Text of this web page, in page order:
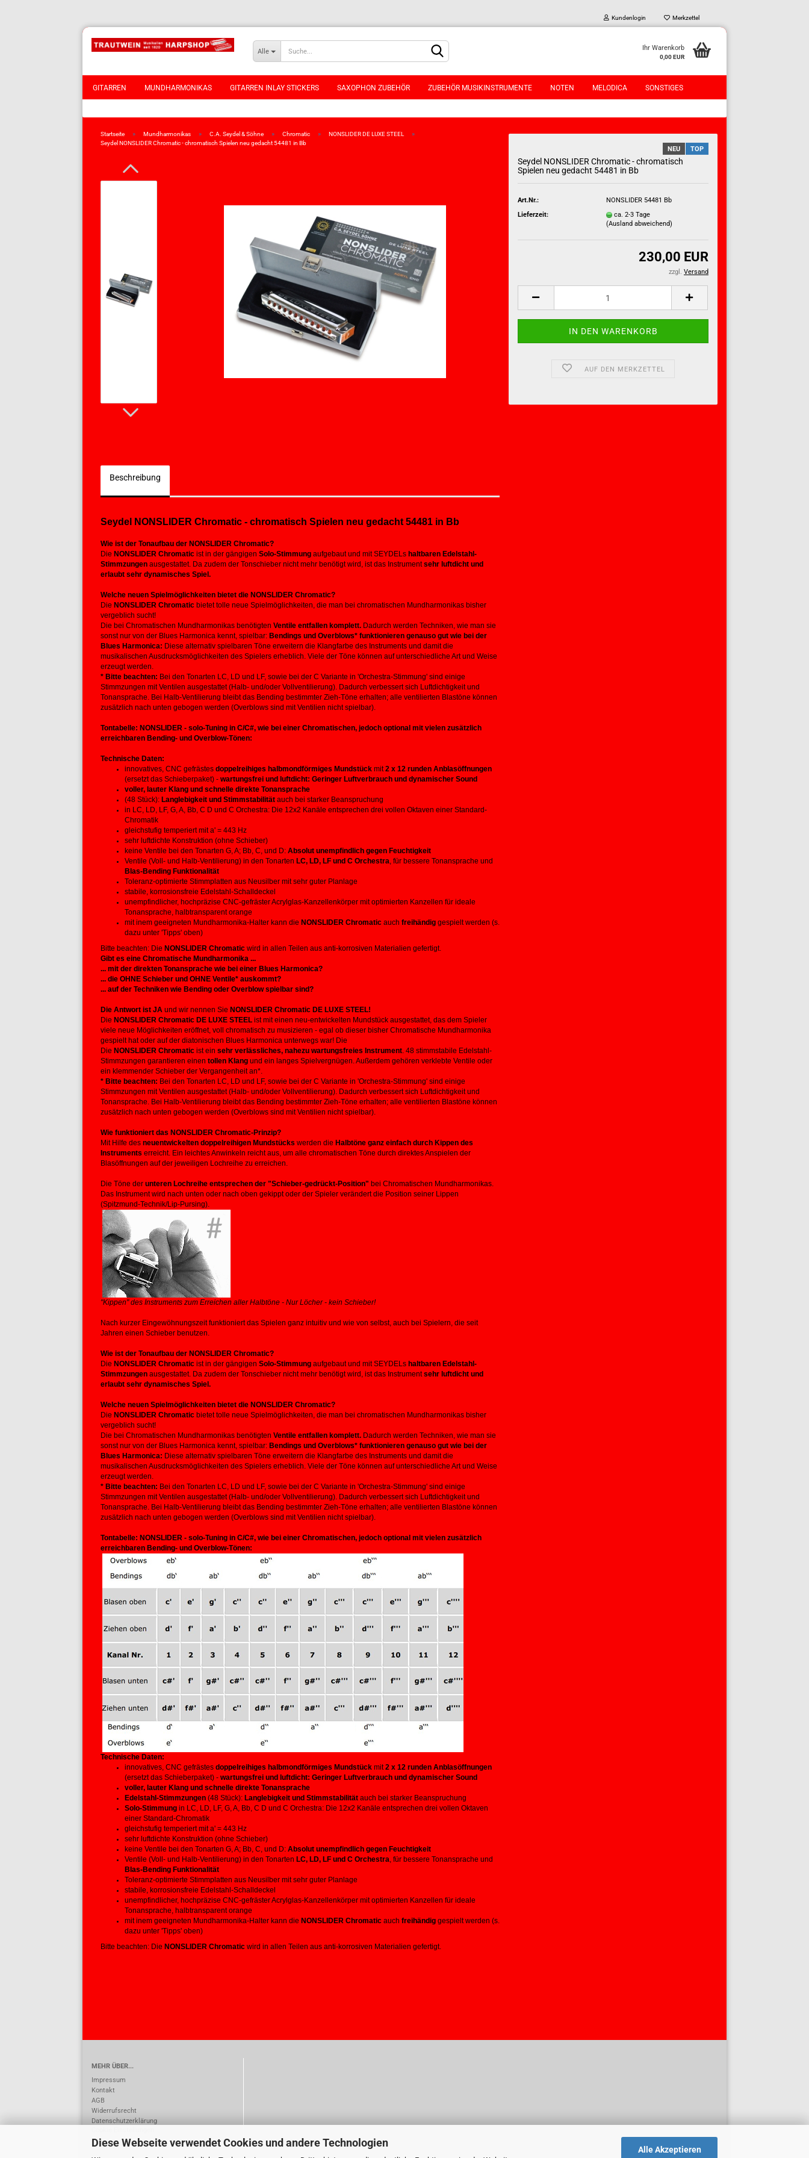
Diese Webseite verwendet Cookies und andere Technologien
Alle Akzeptieren
Kundenlogin Merkzettel
Alle Ihr Warenkorb
0,00 EUR
GITARREN MUNDHARMONIKAS GITARREN INLAY STICKERS SAXOPHON ZUBEHÖR ZUBEHÖR MUSIKINSTRUMENTE NOTEN MELODICA SONSTIGES
Startseite » Mundharmonikas » C.A. Seydel & Söhne » Chromatic » NONSLIDER DE LUXE STEEL »
Seydel NONSLIDER Chromatic - chromatisch Spielen neu gedacht 54481 in Bb
NEU TOP
Seydel NONSLIDER Chromatic - chromatisch
Spielen neu gedacht 54481 in Bb
Art.Nr.:
NONSLIDER 54481 Bb
Lieferzeit:
ca. 2-3 Tage
(Ausland abweichend)
230,00 EUR
zzgl. Versand
AUF DEN MERKZETTEL
Beschreibung
Seydel NONSLIDER Chromatic - chromatisch Spielen neu gedacht 54481 in Bb
Wie ist der Tonaufbau der NONSLIDER Chromatic?
Die NONSLIDER Chromatic ist in der gängigen Solo-Stimmung aufgebaut und mit SEYDELs haltbaren Edelstahl-
Stimmzungen ausgestattet. Da zudem der Tonschieber nicht mehr benötigt wird, ist das Instrumentsehr luftdicht und
erlaubt sehr dynamisches Spiel.
Welche neuen Spielmöglichkeiten bietet die NONSLIDER Chromatic?
Die NONSLIDER Chromatic bietet tolle neue Spielmöglichkeiten, die man bei chromatischen Mundharmonikas bisher
vergeblich sucht!
Die bei Chromatischen Mundharmonikas benötigten Ventile entfallen komplett. Dadurch werden Techniken, wie man sie
sonst nur von der Blues Harmonica kennt, spielbar: Bendings und Overblows* funktionieren genauso gut wie bei der
Blues Harmonica: Diese alternativ spielbaren Töne erweitern die Klangfarbe des Instruments und damit die
musikalischen Ausdrucksmöglichkeiten des Spielers erheblich. Viele der Töne können auf unterschiedliche Art und Weise
erzeugt werden.
* Bitte beachten: Bei den Tonarten LC, LD und LF, sowie bei der C Variante in 'Orchestra-Stimmung' sind einige
Stimmzungen mit Ventilen ausgestattet (Halb- und/oder Vollventilierung). Dadurch verbessert sich Luftdichtigkeit und
Tonansprache. Bei Halb-Ventilierung bleibt das Bending bestimmter Zieh-Töne erhalten; alle ventilierten Blastöne können
zusätzlich nach unten gebogen werden (Overblows sind mit Ventilien nicht spielbar).
Tontabelle: NONSLIDER - solo-Tuning in C/C#, wie bei einer Chromatischen, jedoch optional mit vielen zusätzlich
erreichbaren Bending- und Overblow-Tönen:
Technische Daten:
innovatives, CNC gefrästes doppelreihiges halbmondförmiges Mundstück mit2 x 12 runden Anblasöffnungen
(ersetzt das Schieberpaket) - wartungsfrei und luftdicht: Geringer Luftverbrauch und dynamischer Sound
voller, lauter Klang und schnelle direkte Tonansprache
(48 Stück): Langlebigkeit und Stimmstabilität auch bei starker Beanspruchung
in LC, LD, LF, G, A, Bb, C D und C Orchestra: Die 12x2 Kanäle entsprechen drei vollen Oktaven einer Standard-
Chromatik
gleichstufig temperiert mit a' = 443 Hz
sehr luftdichte Konstruktion (ohne Schieber)
keine Ventile bei den Tonarten G, A; Bb, C, und D: Absolut unempfindlich gegen Feuchtigkeit
Ventile (Voll- und Halb-Ventilierung) in den Tonarten LC, LD, LF und C Orchestra, für bessere Tonansprache und
Blas-Bending Funktionalität
Toleranz-optimierte Stimmplatten aus Neusilber mit sehr guter Planlage
stabile, korrosionsfreie Edelstahl-Schalldeckel
unempfindlicher, hochpräzise CNC-gefräster Acrylglas-Kanzellenkörper mit optimierten Kanzellen für ideale
Tonansprache, halbtransparent orange
mit inem geeigneten Mundharmonika-Halter kann die NONSLIDER Chromatic auch freihändig gespielt werden (s.
dazu unter 'Tipps' oben)
Bitte beachten: Die NONSLIDER Chromatic wird in allen Teilen aus anti-korrosiven Materialien gefertigt.
Gibt es eine Chromatische Mundharmonika ...
... mit der direkten Tonansprache wie bei einer Blues Harmonica?
... die OHNE Schieber und OHNE Ventile* auskommt?
... auf der Techniken wie Bending oder Overblow spielbar sind?
Die Antwort ist JA und wir nennen Sie NONSLIDER Chromatic DE LUXE STEEL!
Die NONSLIDER Chromatic DE LUXE STEEL ist mit einen neu-entwickelten Mundstück ausgestattet, das dem Spieler
viele neue Möglichkeiten eröffnet, voll chromatisch zu musizieren - egal ob dieser bisher Chromatische Mundharmonika
gespielt hat oder auf der diatonischen Blues Harmonica unterwegs war! Die
Die NONSLIDER Chromatic ist ein sehr verlässliches, nahezu wartungsfreies Instrument. 48 stimmstabile Edelstahl-
Stimmzungen garantieren einen tollen Klang und ein langes Spielvergnügen. Außerdem gehören verklebte Ventile oder
ein klemmender Schieber der Vergangenheit an*.
* Bitte beachten: Bei den Tonarten LC, LD und LF, sowie bei der C Variante in 'Orchestra-Stimmung' sind einige
Stimmzungen mit Ventilen ausgestattet (Halb- und/oder Vollventilierung). Dadurch verbessert sich Luftdichtigkeit und
Tonansprache. Bei Halb-Ventilierung bleibt das Bending bestimmter Zieh-Töne erhalten; alle ventilierten Blastöne können
zusätzlich nach unten gebogen werden (Overblows sind mit Ventilien nicht spielbar).
Wie funktioniert das NONSLIDER Chromatic-Prinzip?
Mit Hilfe des neuentwickelten doppelreihigen Mundstücks werden die Halbtöne ganz einfach durch Kippen des
Instruments erreicht. Ein leichtes Anwinkeln reicht aus, um alle chromatischen Töne durch direktes Anspielen der
Blasöffnungen auf der jeweiligen Lochreihe zu erreichen.
Die Töne der unteren Lochreihe entsprechen der "Schieber-gedrückt-Position" bei Chromatischen Mundharmonikas.
Das Instrument wird nach unten oder nach oben gekippt oder der Spieler verändert die Position seiner Lippen
(Spitzmund-Technik/Lip-Pursing).
"Kippen" des Instruments zum Erreichen aller Halbtöne - Nur Löcher - kein Schieber!
Nach kurzer Eingewöhnungszeit funktioniert das Spielen ganz intuitiv und wie von selbst, auch bei Spielern, die seit
Jahren einen Schieber benutzen.
Wie ist der Tonaufbau der NONSLIDER Chromatic?
Die NONSLIDER Chromatic ist in der gängigen Solo-Stimmung aufgebaut und mit SEYDELs haltbaren Edelstahl-
Stimmzungen ausgestattet. Da zudem der Tonschieber nicht mehr benötigt wird, ist das Instrumentsehr luftdicht und
erlaubt sehr dynamisches Spiel.
Welche neuen Spielmöglichkeiten bietet die NONSLIDER Chromatic?
Die NONSLIDER Chromatic bietet tolle neue Spielmöglichkeiten, die man bei chromatischen Mundharmonikas bisher
vergeblich sucht!
Die bei Chromatischen Mundharmonikas benötigten Ventile entfallen komplett. Dadurch werden Techniken, wie man sie
sonst nur von der Blues Harmonica kennt, spielbar: Bendings und Overblows* funktionieren genauso gut wie bei der
Blues Harmonica: Diese alternativ spielbaren Töne erweitern die Klangfarbe des Instruments und damit die
musikalischen Ausdrucksmöglichkeiten des Spielers erheblich. Viele der Töne können auf unterschiedliche Art und Weise
erzeugt werden.
* Bitte beachten: Bei den Tonarten LC, LD und LF, sowie bei der C Variante in 'Orchestra-Stimmung' sind einige
Stimmzungen mit Ventilen ausgestattet (Halb- und/oder Vollventilierung). Dadurch verbessert sich Luftdichtigkeit und
Tonansprache. Bei Halb-Ventilierung bleibt das Bending bestimmter Zieh-Töne erhalten; alle ventilierten Blastöne können
zusätzlich nach unten gebogen werden (Overblows sind mit Ventilien nicht spielbar).
Tontabelle: NONSLIDER - solo-Tuning in C/C#, wie bei einer Chromatischen, jedoch optional mit vielen zusätzlich
erreichbaren Bending- und Overblow-Tönen:
Technische Daten:
innovatives, CNC gefrästes doppelreihiges halbmondförmiges Mundstück mit2 x 12 runden Anblasöffnungen
(ersetzt das Schieberpaket) - wartungsfrei und luftdicht: Geringer Luftverbrauch und dynamischer Sound
voller, lauter Klang und schnelle direkte Tonansprache
Edelstahl-Stimmzungen (48 Stück): Langlebigkeit und Stimmstabilität auch bei starker Beanspruchung
Solo-Stimmung in LC, LD, LF, G, A, Bb, C D und C Orchestra: Die 12x2 Kanäle entsprechen drei vollen Oktaven
einer Standard-Chromatik
gleichstufig temperiert mit a' = 443 Hz
sehr luftdichte Konstruktion (ohne Schieber)
keine Ventile bei den Tonarten G, A; Bb, C, und D: Absolut unempfindlich gegen Feuchtigkeit
Ventile (Voll- und Halb-Ventilierung) in den Tonarten LC, LD, LF und C Orchestra, für bessere Tonansprache und
Blas-Bending Funktionalität
Toleranz-optimierte Stimmplatten aus Neusilber mit sehr guter Planlage
stabile, korrosionsfreie Edelstahl-Schalldeckel
unempfindlicher, hochpräzise CNC-gefräster Acrylglas-Kanzellenkörper mit optimierten Kanzellen für ideale
Tonansprache, halbtransparent orange
mit inem geeigneten Mundharmonika-Halter kann die NONSLIDER Chromatic auch freihändig gespielt werden (s.
dazu unter 'Tipps' oben)
Bitte beachten: Die NONSLIDER Chromatic wird in allen Teilen aus anti-korrosiven Materialien gefertigt.
MEHR ÜBER...
Impressum
Kontakt
AGB
Widerrufsrecht
Datenschutzerklärung